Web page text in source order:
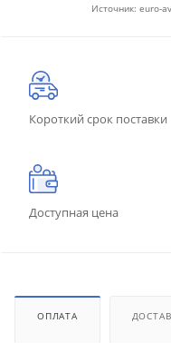
Источник: euro-
Короткий срок поставки
Доступная цена
ОПЛАТА